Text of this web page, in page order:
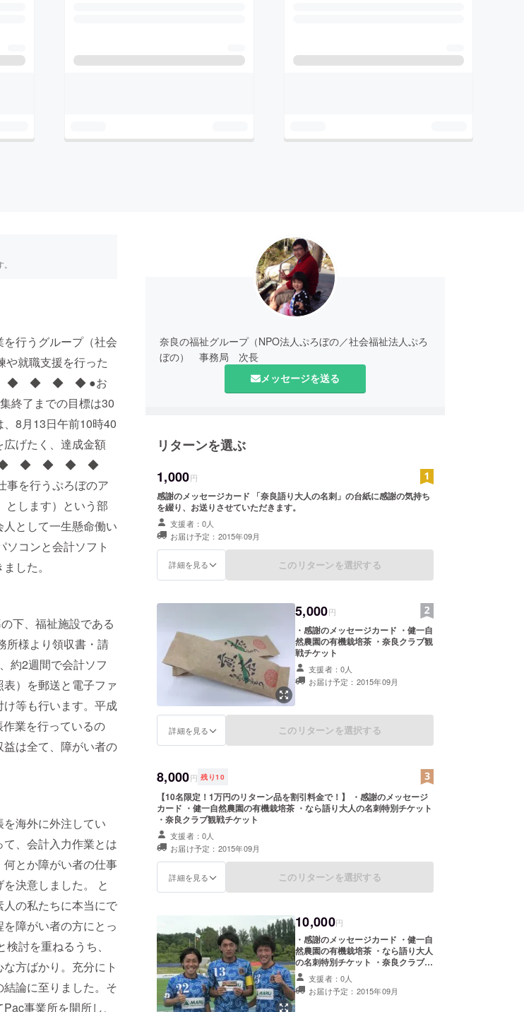
行うグループ（社会
や就職支援を行った
◆ ◆ ◆ ◆ ◆ ◆ ●お
終了までの目標は30
8月13日午前10時40
げたく、達成金額
。 ◆ ◆ ◆ ◆ ◆ ◆
を行うぷろぼのア
します）という部
として一生懸命働い
ソコンと会計ソフト
した。
下、福祉施設である
所様より領収書・請
約2週間で会計ソフ
）を郵送と電子ファ
等も行います。平成
業を行っているの
は全て、障がい者の
海外に外注してい
、会計入力作業とは
とか障がい者の仕事
決意しました。 と
の私たちに本当にで
障がい者の方にとっ
討を重ねるうち、
方ばかり。充分にト
論に至りました。そ
事業所を開所し、
奈良の福祉グループ（NPO法人ぷろぼの／社会福祉法人ぷろ
ぼの） 事務局 次長
メッセージを送る
リターンを選ぶ
1,000円
感謝のメッセージカード 「奈良語り大人の名刺」の台紙に感謝の気持ち
を綴り、お送りさせていただきます。
支援者：0人
お届け予定：2015年09月
詳細を見る このリターンを選択する
5,000円
・感謝のメッセージカード ・健一自
然農園の有機栽培茶 ・奈良クラブ観
戦チケット
支援者：0人
お届け予定：2015年09月
詳細を見る このリターンを選択する
8,000円 残り10
【10名限定！1万円のリターン品を割引料金で！】 ・感謝のメッセージ
カード ・健一自然農園の有機栽培茶 ・なら語り大人の名刺特別チケット
・奈良クラブ観戦チケット
支援者：0人
お届け予定：2015年09月
詳細を見る このリターンを選択する
10,000円
・感謝のメッセージカード ・健一自
然農園の有機栽培茶 ・なら語り大人
の名刺特別チケット ・奈良クラブ観
戦チケット
支援者：0人
お届け予定：2015年09月